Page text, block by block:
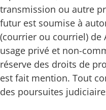
transmission ou autre
futur est soumise à
(courrier ou courriel) de
usage privé et non-
réserve des droits de
est fait mention. Tout
des poursuites